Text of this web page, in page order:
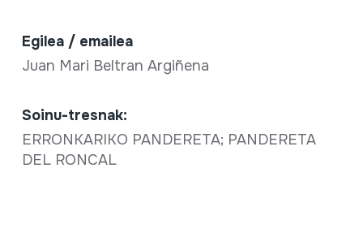
Egilea / emailea
Juan Mari Beltran Argiñena
Soinu-tresnak:
ERRONKARIKO PANDERETA; PANDERETA
DEL RONCAL